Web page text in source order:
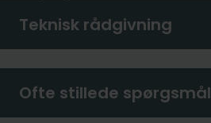
Teknisk rådgivning
Ofte stillede spørgsmål